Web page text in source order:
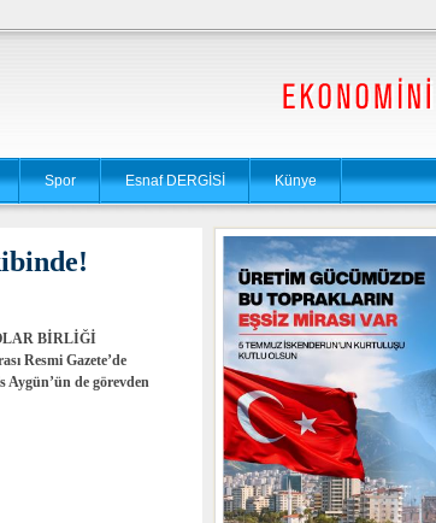
Spor Esnaf DERGİSİ Künye
BİRLİĞİ
Resmi Gazete’de
Aygün’ün de görevden